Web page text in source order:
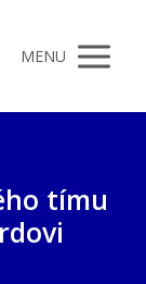
MENU
tímu